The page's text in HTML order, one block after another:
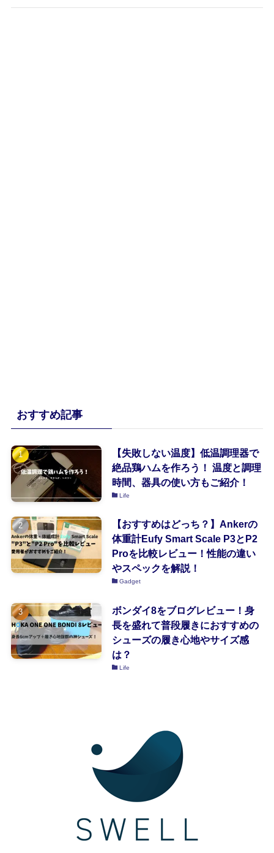
おすすめ記事
【失敗しない温度】低温調理器で
絶品鶏ハムを作ろう！ 温度と調理
時間、器具の使い方もご紹介！
Life
【おすすめはどっち？】Ankerの
体重計Eufy Smart Scale P3とP2
Proを比較レビュー！性能の違い
やスペックを解説！
Gadget
ボンダイ8をブログレビュー！身
長を盛れて普段履きにおすすめの
シューズの履き心地やサイズ感
は？
Life